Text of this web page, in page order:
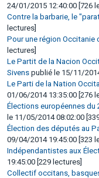
24/01/2015 12:40:00 [726
Contre la barbarie, le
lectures]
Pour une région Occitanie
lectures]
Le Partit de la Nacion
Sivens publié le 15/11/
Le Parti de la Nation
01/06/2014 13:35:00 [276
Élections européennes du
le 11/05/2014 08:02:00
Élection des députés au
09/04/2014 19:45:00 [323
Indépendantistes aux
19:45:00 [229 lectures]
Collectif occitans,